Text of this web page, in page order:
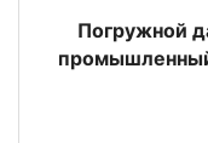
Погружной